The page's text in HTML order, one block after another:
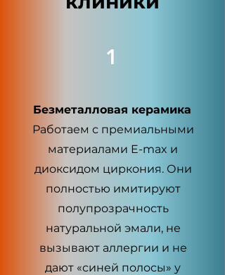
1
Безметалловая керамика
Работаем с премиальными
материалами E-max и
диоксидом циркония. Они
полностью имитируют
полупрозрачность
натуральной эмали, не
вызывают аллергии и не
дают «синей полосы» у